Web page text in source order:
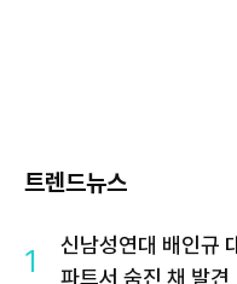
트렌드뉴스
1
신남성연대 배인규
파트서 숨진 채 발견